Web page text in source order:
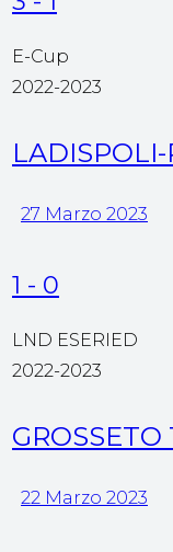
E-Cup
2022-2023
LADISPOLI-
27 Marzo 2023
1 - 0
LND ESERIED
2022-2023
GROSSETO
22 Marzo 2023